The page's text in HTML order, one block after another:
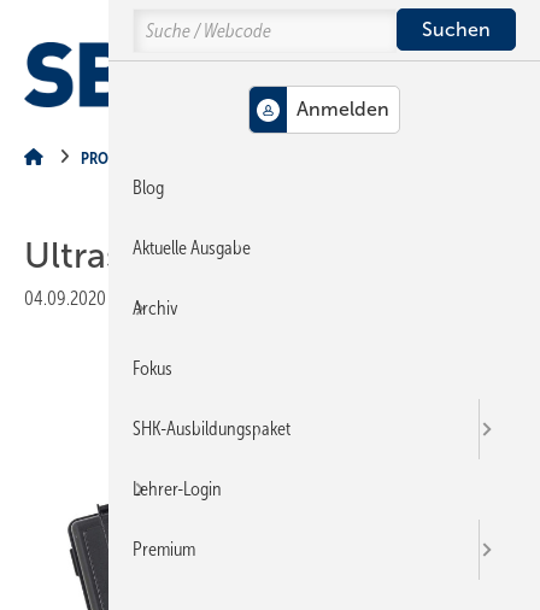
Hauptinhalt
Hauptmenü
SiteSearch
PRODUKTE
Ultraschall-Leckdetektor
04.09.2020 Veröffentlicht in
Search
Blog
Aktuelle Ausgabe
Archiv
Fokus
SHK-Ausbildungspaket
Lehrer-Login
Premium